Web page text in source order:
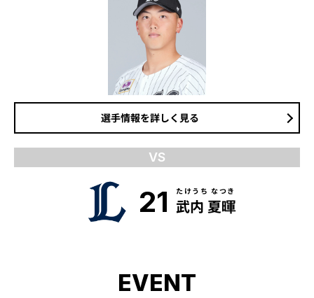
選手情報を詳しく見る
VS
21 武内 夏暉
たけうち なつき
EVENT